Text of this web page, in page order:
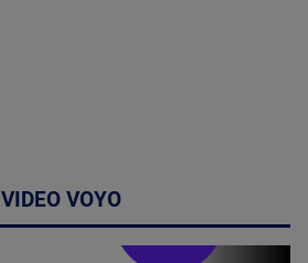
VIDEO VOYO